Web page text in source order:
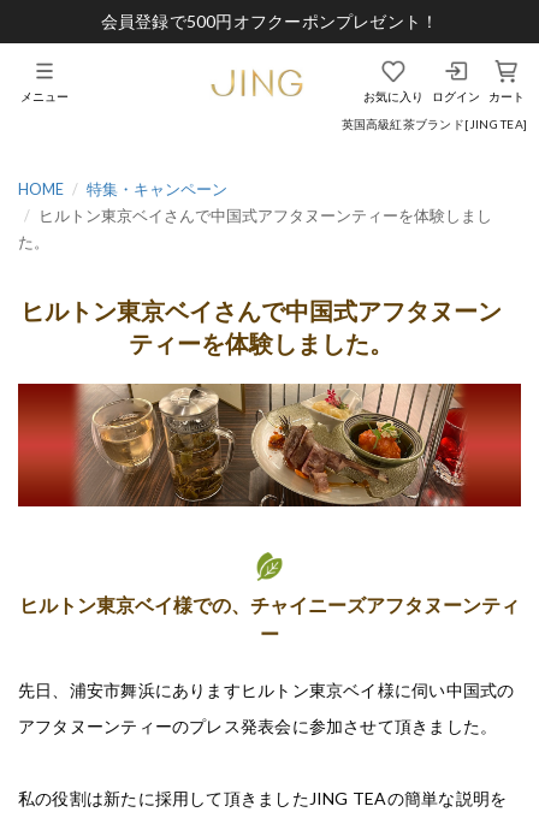
会員登録で500円オフクーポンプレゼント！
英国高級紅茶ブランド[JING TEA]
お気に入り ログイン カート
メニュー
HOME
特集・キャンペーン
ヒルトン東京ベイさんで中国式アフタヌーンティーを体験しまし
た。
ヒルトン東京ベイさんで中国式アフタヌーン
ティーを体験しました。
ヒルトン東京ベイ様での、チャイニーズアフタヌーンティ
ー
先日、浦安市舞浜にありますヒルトン東京ベイ様に伺い中国式の
アフタヌーンティーのプレス発表会に参加させて頂きました。
私の役割は新たに採用して頂きましたJING TEAの簡単な説明を